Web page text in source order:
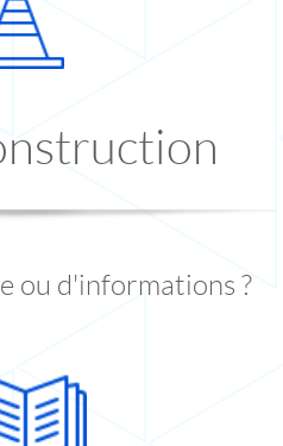
ou d'informations ?